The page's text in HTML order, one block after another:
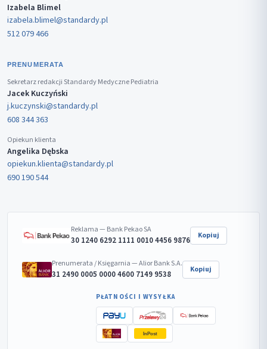
Izabela Blimel
izabela.blimel@standardy.pl
512 079 466
PRENUMERATA
Sekretarz redakcji Standardy Medyczne Pediatria
Jacek Kuczyński
j.kuczynski@standardy.pl
608 344 363
Opiekun klienta
Angelika Dębska
opiekun.klienta@standardy.pl
690 190 544
Reklama — Bank Pekao SA
30 1240 6292 1111 0010 4456 9876 Kopiuj
Prenumerata / Księgarnia — Alior Bank S.A.
31 2490 0005 0000 4600 7149 9538 Kopiuj
PŁATNOŚCI I WYSYŁKA
InPost